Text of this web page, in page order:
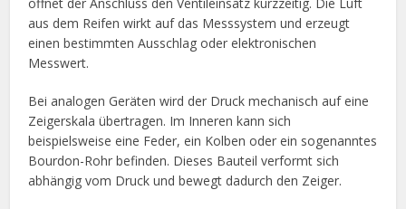
aus dem Reifen wirkt auf das Messsystem und erzeugt
einen bestimmten Ausschlag oder elektronischen
Messwert.
Bei analogen Geräten wird der Druck mechanisch auf eine
Zeigerskala übertragen. Im Inneren kann sich
beispielsweise eine Feder, ein Kolben oder ein sogenanntes
Bourdon-Rohr befinden. Dieses Bauteil verformt sich
abhängig vom Druck und bewegt dadurch den Zeiger.